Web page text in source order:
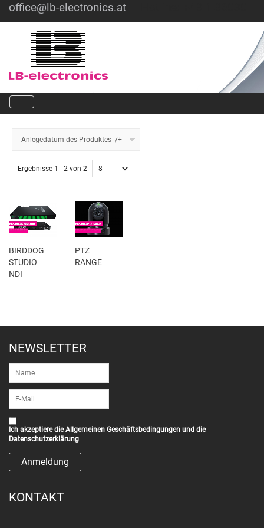
office@lb-electronics.at
Anlegedatum des Produktes -/+
Ergebnisse 1 - 2 von 2
BIRDDOG
STUDIO
NDI
PTZ
RANGE
NEWSLETTER
Ich akzeptiere dieAllgemeinen Geschäftsbedingungen und die
Datenschutzerklärung
KONTAKT